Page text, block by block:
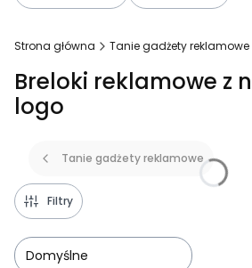
Strona główna Tanie gadżety reklamowe
Breloki reklamowe z
logo
Tanie gadżety reklamowe
Filtry
Domyślne